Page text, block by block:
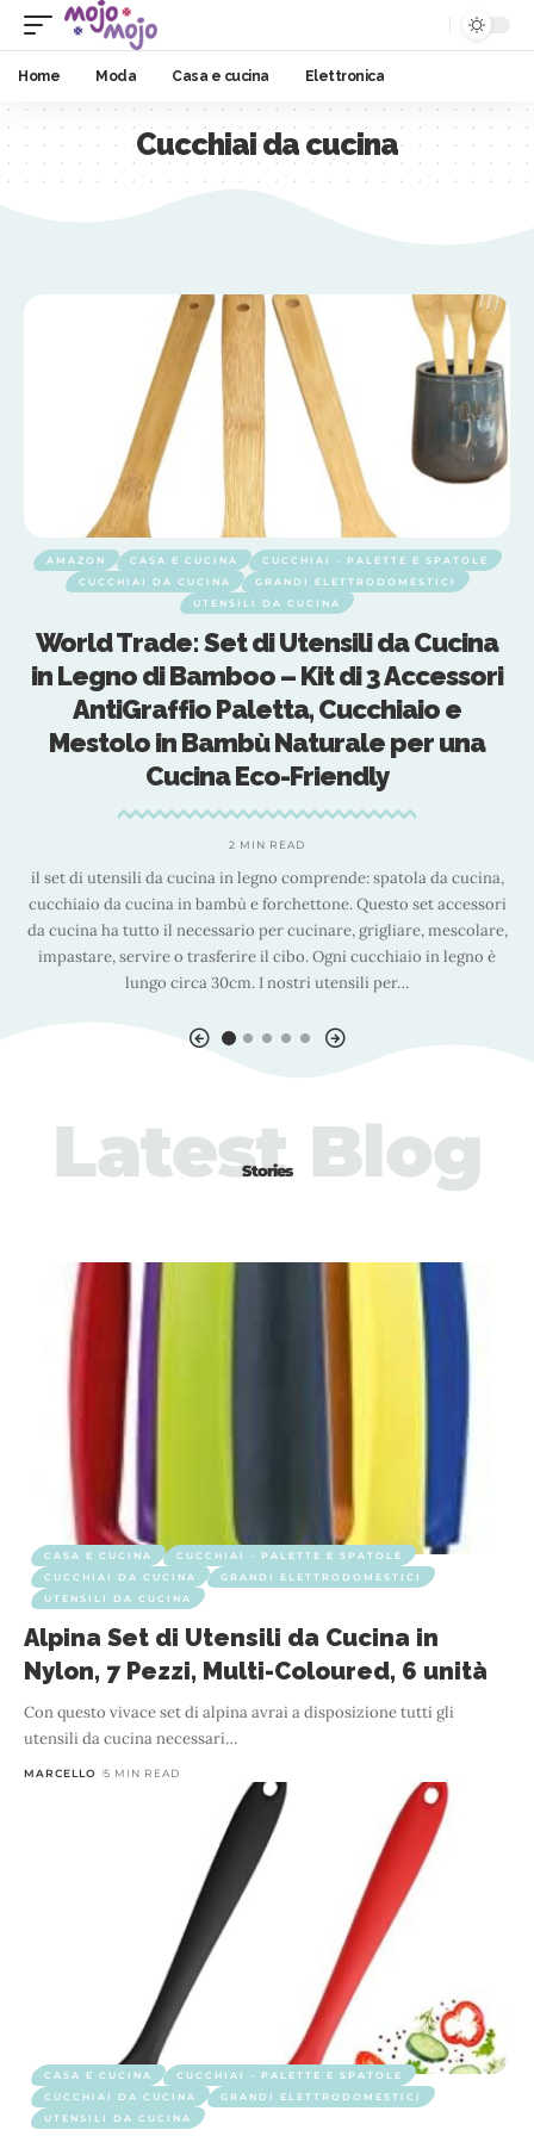
Home Moda Casa e cucina Elettronica
Cucchiai da cucina
AMAZON CASA E CUCINA
CUCCHIAI - PALETTE E SPATOLE
CUCCHIAI DA CUCINA
GRANDI ELETTRODOMESTICI
UTENSILI DA CUCINA
World Trade: Set di Utensili da Cucina
in Legno di Bamboo – Kit di 3 Accessori
AntiGraffio Paletta, Cucchiaio e
Mestolo in Bambù Naturale per una
Cucina Eco-Friendly
2 MIN READ
il set di utensili da cucina in legno comprende: spatola da cucina,
cucchiaio da cucina in bambù e forchettone. Questo set accessori
da cucina ha tutto il necessario per cucinare, grigliare, mescolare,
impastare, servire o trasferire il cibo. Ogni cucchiaio in legno è
lungo circa 30cm. I nostri utensili per…
Stories
Latest Blog
CASA E CUCINA
CUCCHIAI - PALETTE E SPATOLE
CUCCHIAI DA CUCINA
GRANDI ELETTRODOMESTICI
UTENSILI DA CUCINA
Alpina Set di Utensili da Cucina in
Nylon, 7 Pezzi, Multi-Coloured, 6 unità
Con questo vivace set di alpina avrai a disposizione tutti gli
utensili da cucina necessari…
MARCELLO 5 MIN READ
CASA E CUCINA
CUCCHIAI - PALETTE E SPATOLE
CUCCHIAI DA CUCINA
GRANDI ELETTRODOMESTICI
UTENSILI DA CUCINA